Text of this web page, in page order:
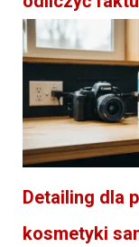
Detailing dla
kosmetyki